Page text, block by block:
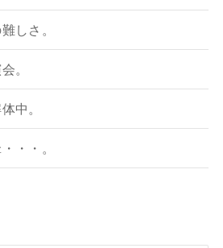
しさ。
。
中。
・・。